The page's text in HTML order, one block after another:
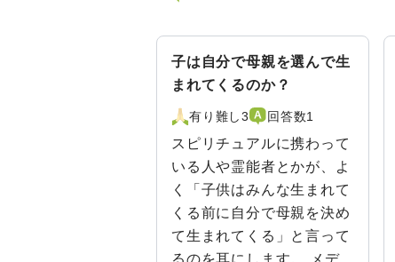
子は自分で母親を選んで生
まれてくるのか？
有り難し3 回答数1
スピリチュアルに携わって
いる人や霊能者とかが、よ
く「子供はみんな生まれて
くる前に自分で母親を決め
て生まれてくる」と言って